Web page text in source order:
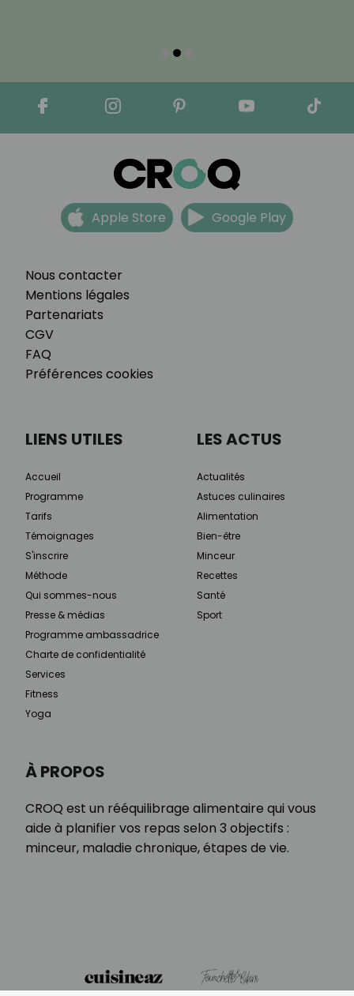
Nous contacter
Mentions légales
Partenariats
CGV
FAQ
Préférences cookies
Apple Store Google Play
À PROPOS
CROQ est un rééquilibrage alimentaire qui vous
aide à planifier vos repas selon 3 objectifs :
minceur, maladie chronique, étapes de vie.
LIENS UTILES
Accueil
Programme
Tarifs
Témoignages
S'inscrire
Méthode
Qui sommes-nous
Presse & médias
Programme ambassadrice
Charte de confidentialité
Services
Fitness
Yoga
LES ACTUS
Actualités
Astuces culinaires
Alimentation
Bien-être
Minceur
Recettes
Santé
Sport